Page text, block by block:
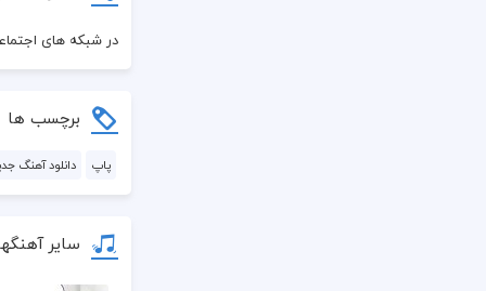
در شبکه های
برچسب ها
پاپ دانلود آهنگ
سایر